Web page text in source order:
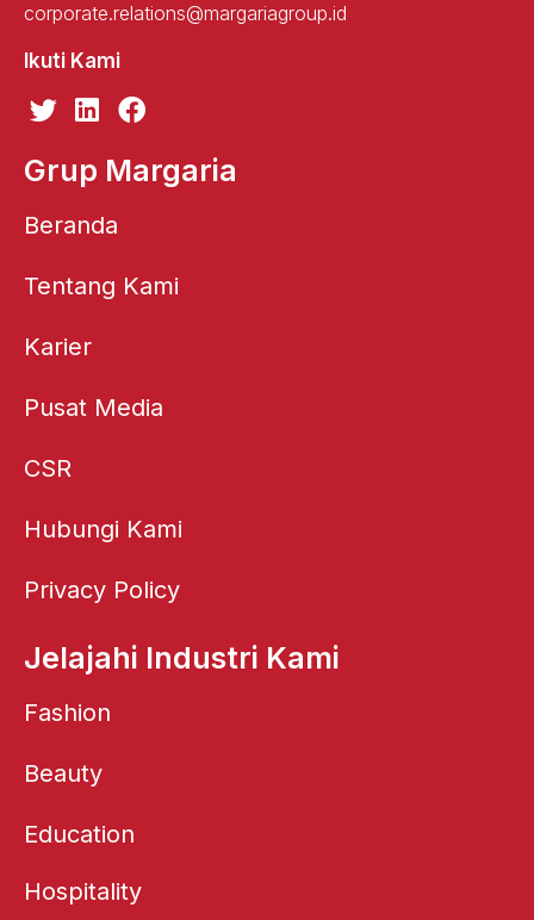
corporate.relations@margariagroup.id
Ikuti Kami
T
w
i
t
t
e
L
i
n
k
e
d
n
F
a
c
e
k
Grup Margaria
Beranda
Tentang Kami
Karier
Pusat Media
CSR
Hubungi Kami
Privacy Policy
Jelajahi Industri Kami
Fashion
Beauty
Education
Hospitality